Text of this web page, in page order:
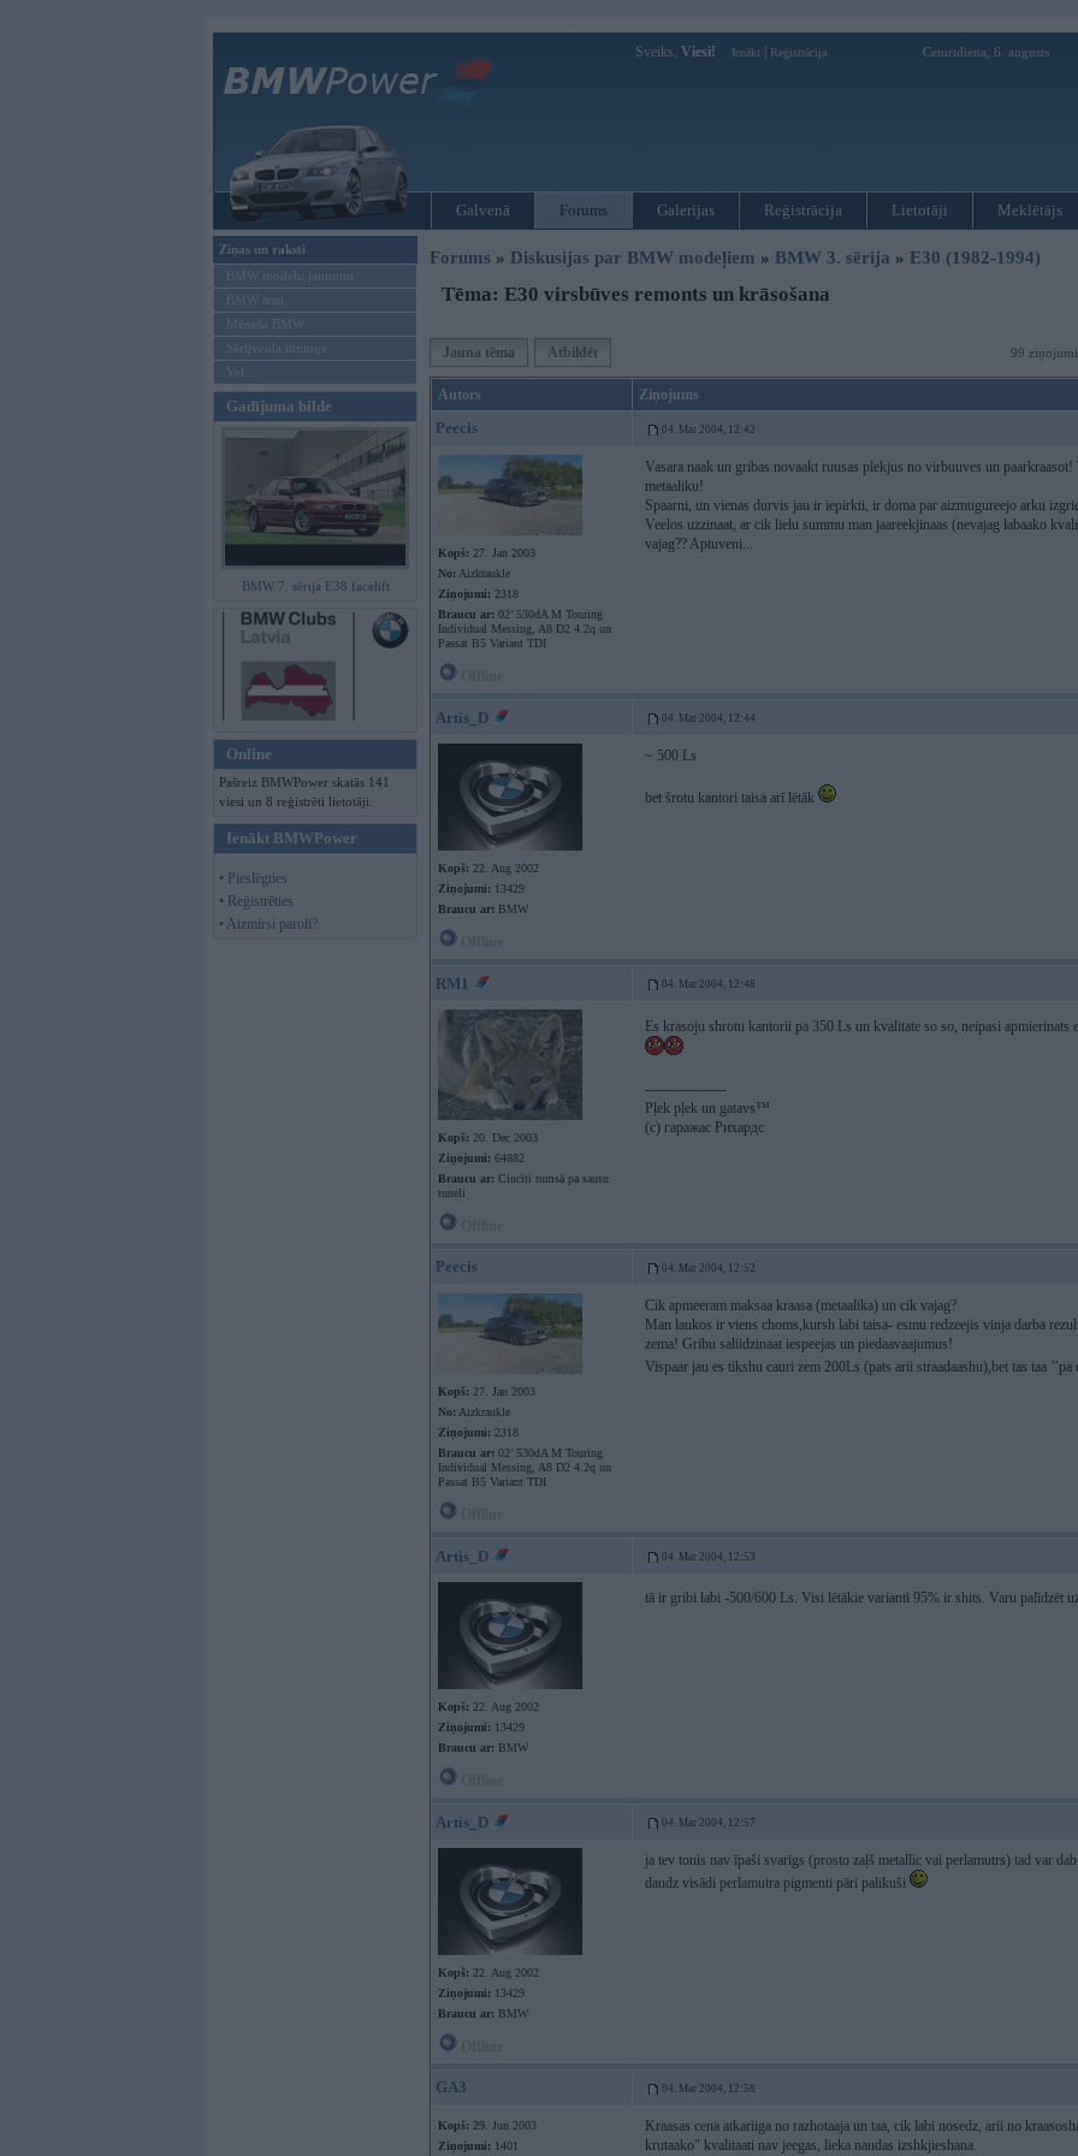
Sveiks, Viesi! Ienākt Reģistrācija Ceturtdiena, 6. augusts
Galvenā Forums Galerijas Reģistrācija Lietotāji Meklētājs
Ziņas un raksti
BMW modeļu jaunumi
BMW testi
Mēneša BMW
Sērijveida tūnings
Vel...
Gadījuma bilde
BMW 7. sērija E38 facelift
Online
Pašreiz BMWPower skatās 141
viesi un 8 reģistrēti lietotāji.
Ienākt BMWPower
• Pieslēgties
• Reģistrēties
• Aizmirsi paroli?
Forums » Diskusijas par BMW modeļiem » BMW 3. sērija » E30 (1982-1994)
Tēma: E30 virsbūves remonts un krāsošana
Jauna tēma Atbildēt 99 ziņojumi
Autors Ziņojums
Peecis 04. Mar 2004, 12:42
Kopš: 27. Jan 2003
No: Aizkraukle
Ziņojumi: 2318
Braucu ar: 02’ 530dA M Touring
Individual Messing, A8 D2 4.2q un
Passat B5 Variant TDI
Vasara naak un gribas novaakt ruusas plekjus no virbuuves un
metaaliku!
Spaarni, un vienas durvis jau ir iepirkti, ir doma par aizmugureejo arku
Veelos uzzinaat, ar cik lielu summu man jaareekjinaas (nevajag labaako
vajag?? Aptuveni...
Artis_D 04. Mar 2004, 12:44
Kopš: 22. Aug 2002
Ziņojumi: 13429
Braucu ar: BMW
~ 500 Ls
bet šrotu kantori taisa arī lētāk
RM1 04. Mar 2004, 12:48
Kopš: 20. Dec 2003
Ziņojumi: 64882
Braucu ar: Cincīti tumsā pa sausu
tuneli
Es krasoju shrotu kantorii pa 350 Ls un kvalitate so so, neipasi apmierinats
-----------------
Pļek pļek un gatavs™
(c) гаражас Рихардс
Peecis 04. Mar 2004, 12:52
Kopš: 27. Jan 2003
No: Aizkraukle
Ziņojumi: 2318
Braucu ar: 02’ 530dA M Touring
Individual Messing, A8 D2 4.2q un
Passat B5 Variant TDI
Cik apmeeram maksaa kraasa (metaalika) un cik vajag?
Man laukos ir viens choms,kursh labi taisa- esmu redzeejis vinja darba
zema! Gribu saliidzinaat iespeejas un piedaavaajumus!
Vispaar jau es tikshu cauri zem 200Ls (pats arii straadaashu),bet tas taa ’’pa
Artis_D 04. Mar 2004, 12:53
Kopš: 22. Aug 2002
Ziņojumi: 13429
Braucu ar: BMW
tā ir gribi labi -500/600 Ls. Visi lētākie varianti 95% ir shits. Varu palīdzēt
Artis_D 04. Mar 2004, 12:57
Kopš: 22. Aug 2002
Ziņojumi: 13429
Braucu ar: BMW
ja tev tonis nav īpaši svarīgs (prosto zaļš metallic vai perlamutrs) tad var
daudz visādi perlamutra pigmenti pāri palikuši
GA3 04. Mar 2004, 12:58
Kopš: 29. Jun 2003
Ziņojumi: 1401
Kraasas cena atkariiga no razhotaaja un taa, cik labi nosedz, arii no
krutaako" kvalitaati nav jeegas, lieka naudas izshkjieshana.